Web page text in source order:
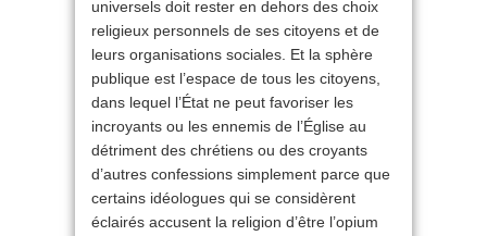
universels doit rester en dehors des choix
religieux personnels de ses citoyens et de
leurs organisations sociales. Et la sphère
publique est l’espace de tous les citoyens,
dans lequel l’État ne peut favoriser les
incroyants ou les ennemis de l’Église au
détriment des chrétiens ou des croyants
d’autres confessions simplement parce que
certains idéologues qui se considèrent
éclairés accusent la religion d’être l’opium